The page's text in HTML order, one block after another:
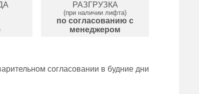
РАЗГРУЗКА
(при наличии лифта)
по согласованию с
менеджером
согласовании в будние дни